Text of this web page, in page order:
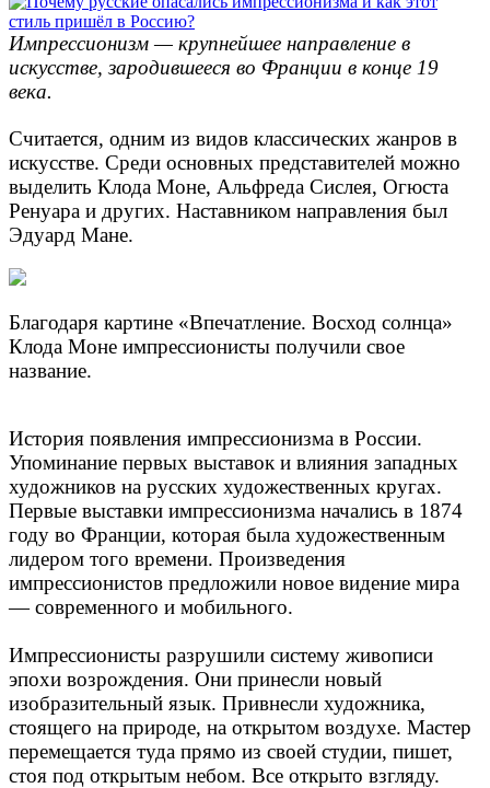
Импрессионизм — крупнейшее направление в
искусстве, зародившееся во Франции в конце 19
века.
Считается, одним из видов классических жанров в
искусстве. Среди основных представителей можно
выделить Клода Моне, Альфреда Сислея, Огюста
Ренуара и других. Наставником направления был
Эдуард Мане.
Благодаря картине «Впечатление. Восход солнца»
Клода Моне импрессионисты получили свое
название.
История появления импрессионизма в России.
Упоминание первых выставок и влияния западных
художников на русских художественных кругах.
Первые выставки импрессионизма начались в 1874
году во Франции, которая была художественным
лидером того времени. Произведения
импрессионистов предложили новое видение мира
— современного и мобильного.
Импрессионисты разрушили систему живописи
эпохи возрождения. Они принесли новый
изобразительный язык. Привнесли художника,
стоящего на природе, на открытом воздухе. Мастер
перемещается туда прямо из своей студии, пишет,
стоя под открытым небом. Все открыто взгляду.